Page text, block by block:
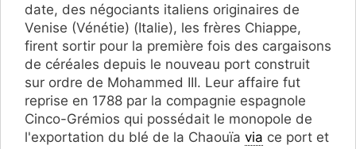
date, des négociants italiens originaires de
Venise (Vénétie) (Italie), les frères Chiappe,
firent sortir pour la première fois des cargaisons
de céréales depuis le nouveau port construit
sur ordre de Mohammed III. Leur affaire fut
reprise en 1788 par la compagnie espagnole
Cinco-Grémios qui possédait le monopole de
l'exportation du blé de la Chaouïa via ce port et